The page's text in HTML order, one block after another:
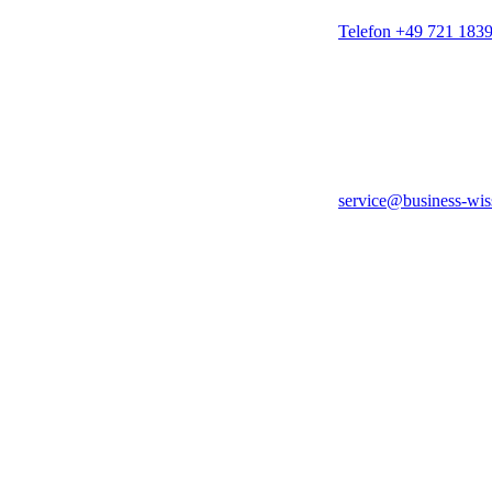
Telefon +49 721
service@business-